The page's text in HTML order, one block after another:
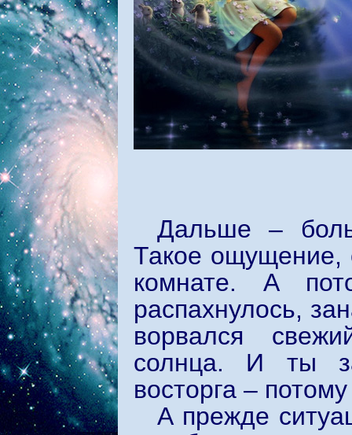
Дальше –
Такое ощущение,
комнате. А
распахнулось,
ворвался
солнца. И ты
восторга –
А прежде